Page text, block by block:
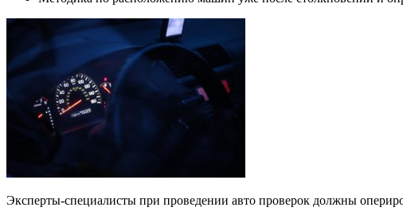
Эксперты-специалисты при проведении авто проверок должны